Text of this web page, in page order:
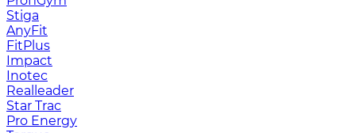
Stiga
AnyFit
FitPlus
Impact
Inotec
Realleader
Star Trac
Pro Energy